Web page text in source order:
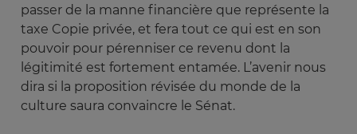
passer de la manne financière que représente la
taxe Copie privée, et fera tout ce qui est en son
pouvoir pour pérenniser ce revenu dont la
légitimité est fortement entamée. L’avenir nous
dira si la proposition révisée du monde de la
culture saura convaincre le Sénat.